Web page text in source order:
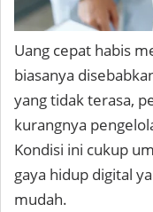
Uang cepat habis
biasanya
yang tidak terasa,
kurangnya
Kondisi ini cukup
gaya hidup digital
mudah.